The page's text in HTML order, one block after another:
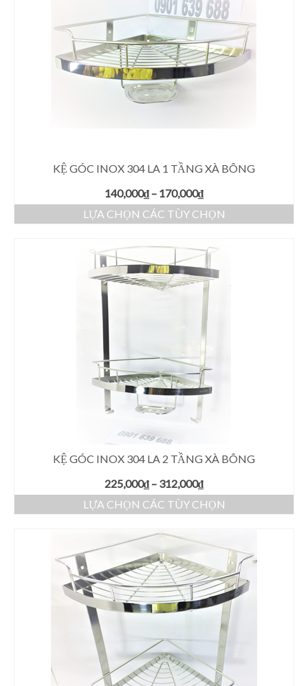
KỆ GÓC INOX 304 LA 1 TẦNG XÀ BÔNG
140,000₫ – 170,000₫
LỰA CHỌN CÁC TÙY CHỌN
KỆ GÓC INOX 304 LA 2 TẦNG XÀ BÔNG
225,000₫ – 312,000₫
LỰA CHỌN CÁC TÙY CHỌN